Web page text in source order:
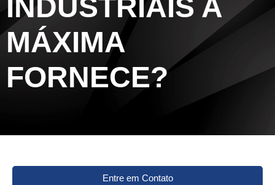
INDUSTRIAIS A
MÁXIMA
FORNECE?
Entre em Contato